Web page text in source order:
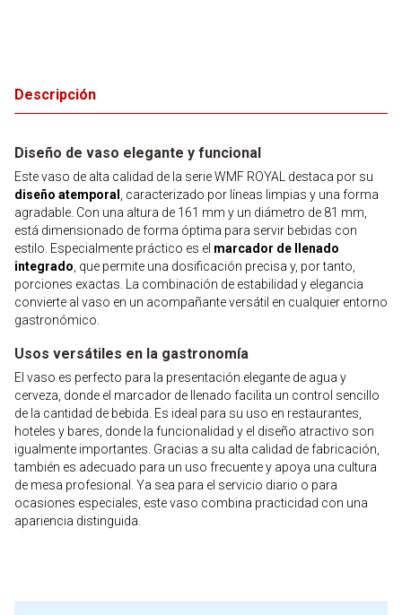
Descripción
Diseño de vaso elegante y funcional
Este vaso de alta calidad de la serie WMF ROYAL destaca por su
diseño atemporal
, caracterizado por líneas limpias y una forma
agradable. Con una altura de 161 mm y un diámetro de 81 mm,
está dimensionado de forma óptima para servir bebidas con
estilo. Especialmente práctico es el marcador de llenado
integrado , que permite una dosificación precisa y, por tanto,
porciones exactas. La combinación de estabilidad y elegancia
convierte al vaso en un acompañante versátil en cualquier entorno
gastronómico.
Usos versátiles en la gastronomía
El vaso es perfecto para la presentación elegante de agua y
cerveza, donde el marcador de llenado facilita un control sencillo
de la cantidad de bebida. Es ideal para su uso en restaurantes,
hoteles y bares, donde la funcionalidad y el diseño atractivo son
igualmente importantes. Gracias a su alta calidad de fabricación,
también es adecuado para un uso frecuente y apoya una cultura
de mesa profesional. Ya sea para el servicio diario o para
ocasiones especiales, este vaso combina practicidad con una
apariencia distinguida.